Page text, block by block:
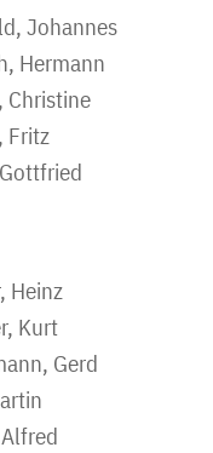
Johannes
Hermann
Christine
Fritz
Heinz
Kurt
Gerd